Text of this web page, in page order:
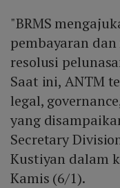
"BRMS
pembayaran
resolusi
Saat ini, ANTM
legal,
yang
Secretary
Kustiyan dalam
Kamis (6/1).